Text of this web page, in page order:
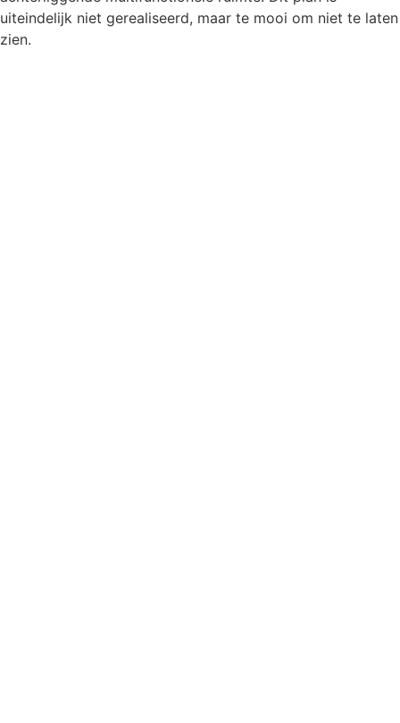
uiteindelijk niet gerealiseerd, maar te mooi om niet te laten
zien.